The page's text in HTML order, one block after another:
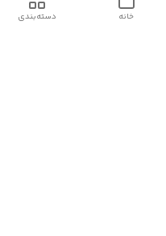
دسته‌بندی خانه